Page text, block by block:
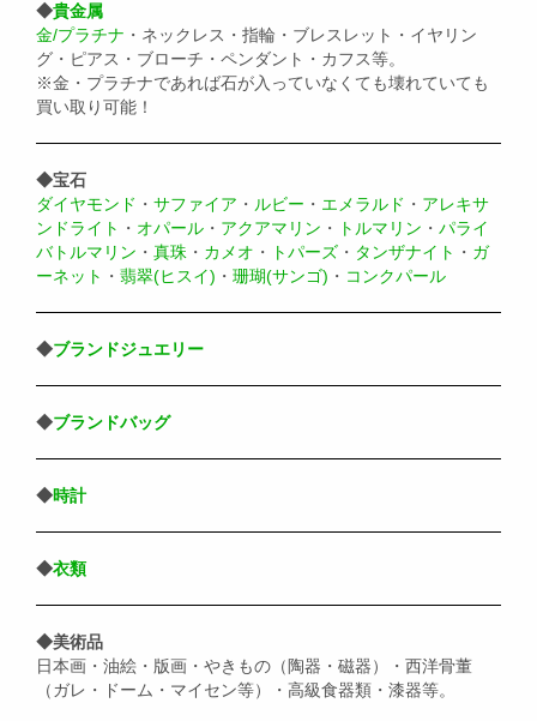
◆貴金属
金/プラチナ ・ネックレス・指輪・ブレスレット・イヤリン
グ・ピアス・ブローチ・ペンダント・カフス等。
※金・プラチナであれば石が入っていなくても壊れていても
買い取り可能！
◆宝石
ダイヤモンド ・ サファイア ・ ルビー ・ エメラルド ・ アレキサ
ンドライト ・ オパール ・ アクアマリン ・ トルマリン ・ パライ
バトルマリン ・ 真珠 ・ カメオ ・ トパーズ ・ タンザナイト ・ ガ
ーネット ・ 翡翠(ヒスイ) ・ 珊瑚(サンゴ) ・ コンクパール
◆ブランドジュエリー
◆ブランドバッグ
◆時計
◆衣類
◆美術品
日本画・油絵・版画・やきもの（陶器・磁器）・西洋骨董
（ガレ・ドーム・マイセン等）・高級食器類・漆器等。